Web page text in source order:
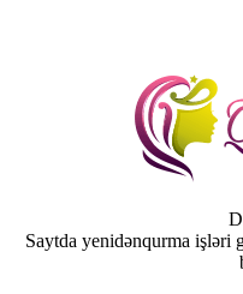
Saytda yenidənqurma işləri